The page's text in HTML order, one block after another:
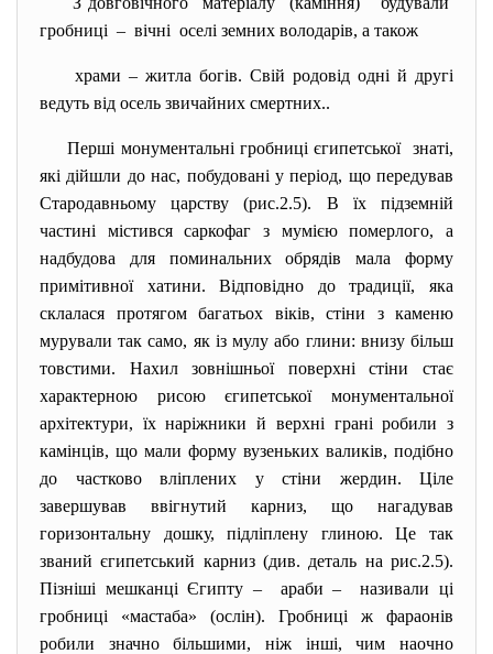
гробниці – вічні оселі земних володарів, а також
храми – житла богів. Свій родовід одні й другі
ведуть від осель звичайних смертних..
Перші монументальні гробниці єгипетської знаті,
які дійшли до нас, побудовані у період, що передував
Стародавньому царству (рис.2.5). В їх підземній
частині містився саркофаг з мумією померлого, а
надбудова для поминальних обрядів мала форму
примітивної хатини. Відповідно до традиції, яка
склалася протягом багатьох віків, стіни з каменю
мурували так само, як із мулу або глини: внизу більш
товстими. Нахил зовнішньої поверхні стіни стає
характерною рисою єгипетської монументальної
архітектури, їх наріжники й верхні грані робили з
камінців, що мали форму вузеньких валиків, подібно
до частково вліплених у стіни жердин. Ціле
завершував ввігнутий карниз, що нагадував
горизонтальну дошку, підліплену глиною. Це так
званий єгипетський карниз (див. деталь на рис.2.5).
Пізніші мешканці Єгипту – араби – називали ці
гробниці «мастаба» (ослін). Гробниці ж фараонів
робили значно більшими, ніж інші, чим наочно